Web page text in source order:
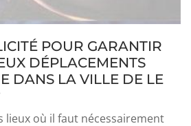
POUR GARANTIR
DÉPLACEMENTS
DANS LA VILLE DE LE
lieux où il faut nécessairement